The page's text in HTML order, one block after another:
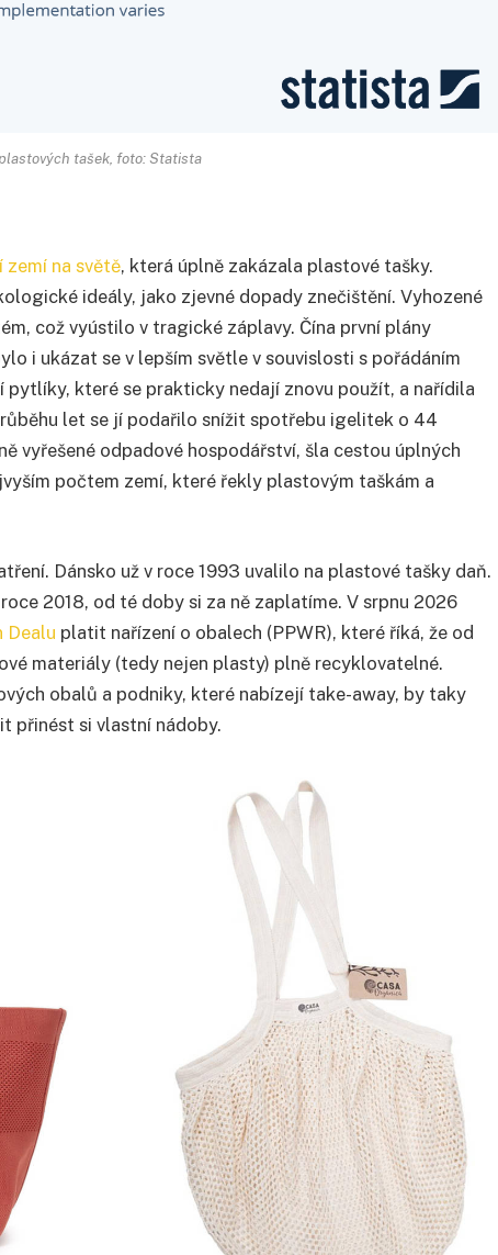
tašek, foto: Statista
zemí na světě, která úplně zakázala plastové tašky.
ideály, jako zjevné dopady znečištění. Vyhozené
což vyústilo v tragické záplavy. Čína první plány
i ukázat se v lepším světle v souvislosti s pořádáním
které se prakticky nedají znovu použít, a nařídila
let se jí podařilo snížit spotřebu igelitek o 44
vyřešené odpadové hospodářství, šla cestou úplných
počtem zemí, které řekly plastovým taškám a
Dánsko už v roce 1993 uvalilo na plastové tašky daň.
2018, od té doby si za ně zaplatíme. V srpnu 2026
Dealu platit nařízení o obalech (PPWR), které říká, že od
materiály (tedy nejen plasty) plně recyklovatelné.
obalů a podniky, které nabízejí take-away, by taky
přinést si vlastní nádoby.